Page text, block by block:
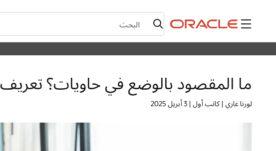
القائمة
ما المقصود بالوضع في حاويات؟ تعريف
لورنا غاري | كاتب أول | 3 أبريل 2025